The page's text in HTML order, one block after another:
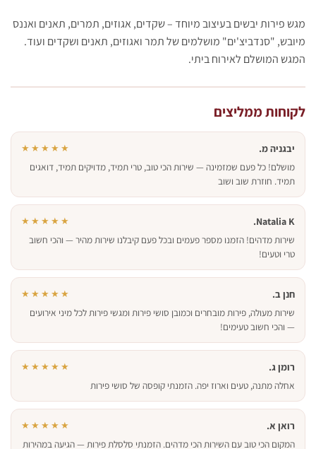
מגש פירות יבשים בעיצוב מיוחד – שקדים, אגוזים, תמרים, תאנים ואננס
מיובש, "סנדביצ'ים" מושלמים של תמר ואגוזים, תאנים ושקדים ועוד.
המגש המושלם לאירוח ביתי.
לקוחות ממליצים
יבגניה מ. ★★★★★
מושלם! כל פעם שמזמינה — שירות הכי טוב, טרי תמיד, מדויקים תמיד, דואגים
תמיד. חוזרת שוב ושוב
Natalia K.
★★★★★
שירות מדהים! הזמנו מספר פעמים ובכל פעם קיבלנו שירות מהיר — והכי חשוב
טרי וטעים!
חנן ב. ★★★★★
שירות מעולה, פירות מובחרים וכמובן סושי פירות ומגשי פירות לכל מיני אירועים
— והכי חשוב טעימים!
רומן ג. ★★★★★
אחלה מתנה, טעים וארוז יפה. הזמנתי קופסה של סושי פירות
רואן א. ★★★★★
המקום הכי טוב עם השירות הכי מדהים. הזמנתי סלסלת פירות — הגיעה במהירות